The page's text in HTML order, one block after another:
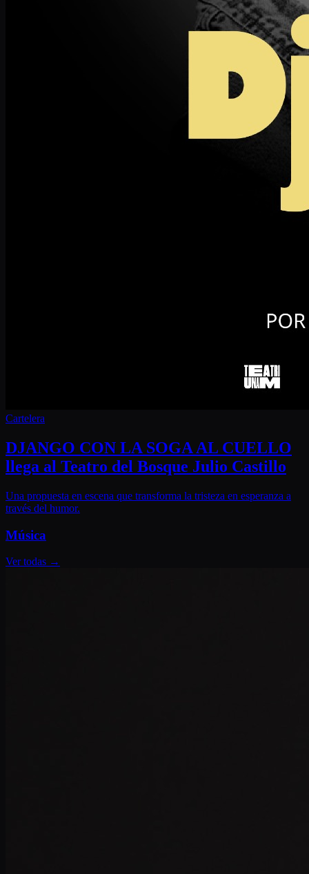
Cartelera
DJANGO CON LA SOGA AL CUELLO
llega al Teatro del Bosque Julio Castillo
Una propuesta en escena que transforma la tristeza en esperanza a
través del humor.
Música
Ver todas →